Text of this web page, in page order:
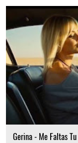
Gerina - Me Faltas Tu